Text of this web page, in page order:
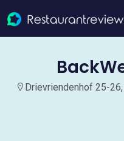
Drievriendenhof 25-